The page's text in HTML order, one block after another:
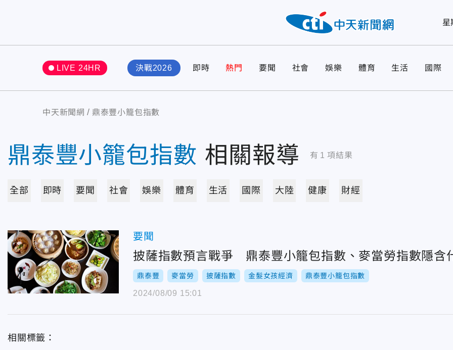
星
LIVE 24HR 決戰2026 即時 熱門 要聞 社會 娛樂 體育 生活 國際
中天新聞網 鼎泰豐小籠包指數
鼎泰豐小籠包指數 相關報導 有 1 項結果
全部 即時 要聞 社會 娛樂 體育 生活 國際 大陸 健康 財經
要聞
披薩指數預言戰爭 鼎泰豐小籠包指數、麥當勞指數隱含
鼎泰豐 麥當勞 披薩指數 金髮女孩經濟 鼎泰豐小籠包指數
2024/08/09 15:01
相關標籤：